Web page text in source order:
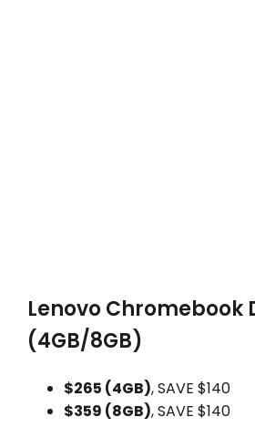
Lenovo Chromebook
(4GB/8GB)
$265 (4GB),SAVE $140
$359 (8GB),SAVE $140